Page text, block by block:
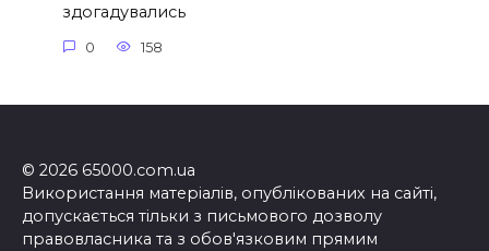
здогадувались
0 158
© 2026 65000.com.ua
Використання матеріалів, опублікованих на сайті,
допускається тільки з письмового дозволу
правовласника та з обов'язковим прямим